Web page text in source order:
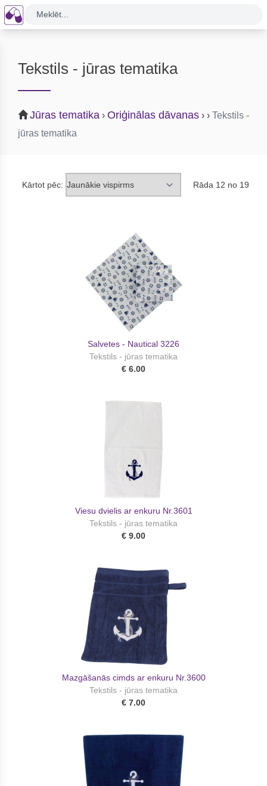
Meklēt...
Tekstils - jūras tematika
Jūras tematika › Oriģinālas dāvanas › › Tekstils -
jūras tematika
Kārtot pēc: Rāda 12 no 19
Salvetes - Nautical 3226
Tekstils - jūras tematika
€ 6.00
Viesu dvielis ar enkuru Nr.3601
Tekstils - jūras tematika
€ 9.00
Mazgāšanās cimds ar enkuru Nr.3600
Tekstils - jūras tematika
€ 7.00